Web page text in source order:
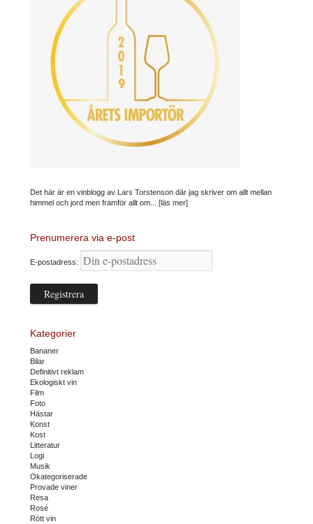
Det här är en vinblogg av Lars Torstenson där jag skriver om allt mellan
himmel och jord men framför allt om... [läs mer]
Prenumerera via e-post
E-postadress:
Kategorier
Bananer
Bilar
Definitivt reklam
Ekologiskt vin
Film
Foto
Hästar
Konst
Kost
Litteratur
Logi
Musik
Okategoriserade
Provade viner
Resa
Rosé
Rött vin